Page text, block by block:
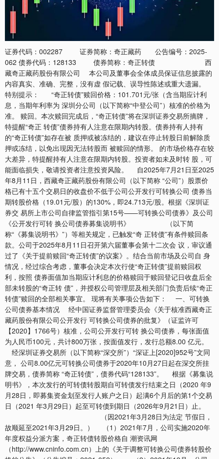
证券代码：002287 证券简称：奇正藏药 公告编号：2025-
062 债券代码：128133 债券简称：奇正转债 西
藏奇正藏药股份有限公司 本公司及董事会全体成员保证信息披露的
内容真实、准确、完整，没有虚 假记载、误导性陈述或重大遗漏。
特别提示： “奇正转债”赎回价格：101.701元/张（含当期应计利
息，当期年利率为 深圳分公司（以下简称“中登公司”）核准的价格为
准。 赎回。本次赎回完成后，“奇正转债”将在深圳证券交易所摘牌，
特提醒“奇正 转债”债券持有人注意在限期内转股。债券持有人持有
的“奇正转债”如存在被 质押或被冻结的，建议在停止转股日前解除质
押或冻结，以免出现因无法转股而 被赎回的情形。 的市场价格存在较
大差异，特提醒持有人注意在限期内转股。投资者如未及时转 股，可
能面临损失，敬请投资者注意投资风险。 自2025年7月21日至2025
年8月11日，西藏奇正藏药股份有限公司（以下简称 “公司”）股票价
格已有十五个交易日的收盘价不低于公司公开发行可转换公司 债券当
期转股价格（19.01元/股）的130%，即24.713元/股。根据《深圳证
券交 易所上市公司自律监管指引第15号——可转换公司债券》及公司
《公开发行可转 换公司债券募集说明书》 （以下简
称“《募集说明书》”）等相关规定，已触发“奇 正转债”有条件赎回条
款。公司于2025年8月11日召开第六届董事会第十二次会 议，审议通
过了《关于提前赎回“奇正转债”的议案》。结合当前市场及公司自 身
情况，经过综合考虑，董事会决定本次行使“奇正转债”提前赎回权
利，按照 债券面值加当期应计利息的价格赎回于赎回登记日收盘后全
部未转股的“奇正转 债”，并授权公司管理层及相关部门负责后续“奇正
转债”赎回的全部相关事宜。 现将有关事项公告如下： 一、可转换
公司债券基本情况 经中国证券监督管理委员会《关于核准西藏奇正
藏药股份有限公司公开发行 可转换公司债券的批复》（证监许可
【2020】1766号）核准，公司公开发行可转 换公司债券，每张面值
为人民币100元，共计800万张，按面值发行，发行总额8.00 亿元。
经深圳证券交易所（以下简称“深交所”）“深证上[2020]952号”文同
意， 公司8.00亿元可转换公司债券于2020年10月27日起在深交所挂
牌交易，债券简称 “奇正转债”，债券代码“128133”。 根据《募集说
明书》，本次发行的可转债转股期自可转债发行结束之日（2020 年9
月28日，即募集资金划至发行人账户之日）起满6个月后的第1个交易
日（2021 年3月29日）起至可转债到期日（2026年9月21日）止。
（因2021年3月28日为法定 节假日，
故顺延至2021年3月29日。） （1）2021年7月，公司实施2020年
年度权益分派方案，奇正转债转股价格自 潮资讯网
（http://www.cninfo.com.cn）上的《关于调整可转换公司债券转股价